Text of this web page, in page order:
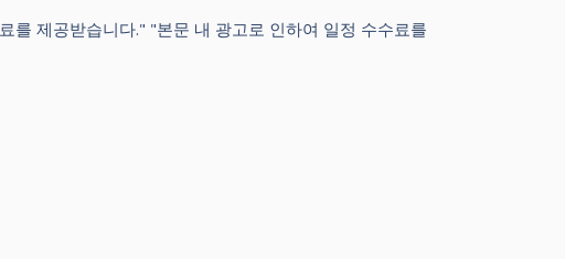
제공받습니다." "본문 내 광고로 인하여 일정 수수료를